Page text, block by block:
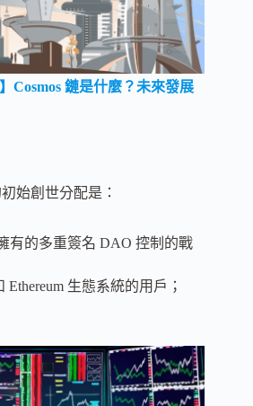
Cosmos 鏈是什麼？未來發展
始創世分配是：
有的多重簽名 DAO 控制的戰
Ethereum 生態系統的用戶；